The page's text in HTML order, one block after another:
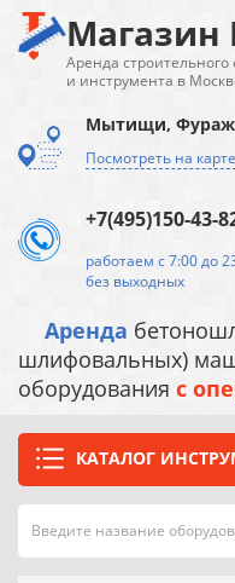
Магазин
Аренда строительного
и инструмента в
Мытищи,
Посмотреть на карте
+7(495)150-43-
работаем с 7:00 до
без выходных
Аренда
шлифовальных)
оборудования с
КАТАЛОГ